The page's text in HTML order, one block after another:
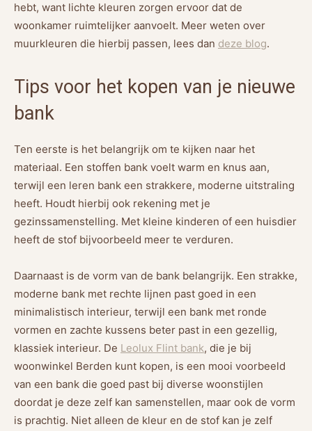
hebt, want lichte kleuren zorgen ervoor dat de
woonkamer ruimtelijker aanvoelt. Meer weten over
muurkleuren die hierbij passen, lees dan deze blog.
Tips voor het kopen van je nieuwe
bank
Ten eerste is het belangrijk om te kijken naar het
materiaal. Een stoffen bank voelt warm en knus aan,
terwijl een leren bank een strakkere, moderne uitstraling
heeft. Houdt hierbij ook rekening met je
gezinssamenstelling. Met kleine kinderen of een huisdier
heeft de stof bijvoorbeeld meer te verduren.
Daarnaast is de vorm van de bank belangrijk. Een strakke,
moderne bank met rechte lijnen past goed in een
minimalistisch interieur, terwijl een bank met ronde
vormen en zachte kussens beter past in een gezellig,
klassiek interieur. De Leolux Flint bank, die je bij
woonwinkel Berden kunt kopen, is een mooi voorbeeld
van een bank die goed past bij diverse woonstijlen
doordat je deze zelf kan samenstellen, maar ook de vorm
is prachtig. Niet alleen de kleur en de stof kan je zelf